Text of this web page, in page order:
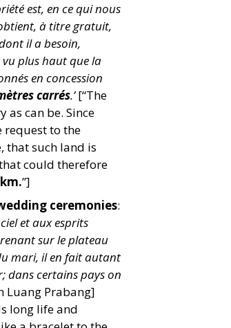
est, en ce qui nous
à titre gratuit,
il a besoin,
plus haut que la
en concession
carrés.’[“The
as can be. Since
request to the
that such land is
could therefore
”]
ceremonies:
et aux esprits
sur le plateau
mari, il en fait autant
dans certains pays on
Luang Prabang]
long life and